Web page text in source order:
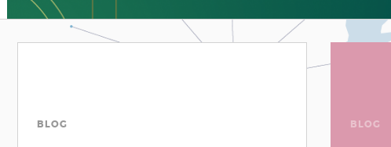
BLOG BLOG